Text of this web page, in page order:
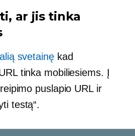
ar jis tinka
svetainękad
tinka mobiliesiems. Į
puslapio URL ir
testą“.